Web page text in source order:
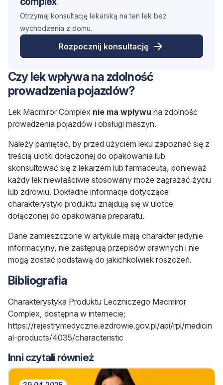
Otrzymaj konsultację lekarską na ten lek bez
wychodzenia z domu.
Rozpocznij konsultację
Czy lek wpływa na zdolność
prowadzenia pojazdów?
Lek Macmiror Complex nie ma wpływu na zdolność
prowadzenia pojazdów i obsługi maszyn.
Należy pamiętać, by przed użyciem leku zapoznać się z
treścią ulotki dołączonej do opakowania lub
skonsultować się z lekarzem lub farmaceutą, ponieważ
każdy lek niewłaściwie stosowany może zagrażać życiu
lub zdrowiu. Dokładne informacje dotyczące
charakterystyki produktu znajdują się w ulotce
dołączonej do opakowania preparatu.
Dane zamieszczone w artykule mają charakter jedynie
informacyjny, nie zastępują przepisów prawnych i nie
mogą zostać podstawą do jakichkolwiek roszczeń.
Bibliografia
Charakterystyka Produktu Leczniczego Macmiror
Complex, dostępna w internecie;
https://rejestrymedyczne.ezdrowie.gov.pl/api/rpl/medicin
al-products/4035/characteristic
Inni czytali również